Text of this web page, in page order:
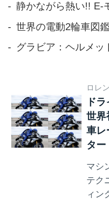
して
のよ
手段
静かながら熱い!! E-
世界の電動2輪車図鑑
グラビア：ヘルメッ
ロレ
ド
世界
車レ
ター
マシ
テク
ィン